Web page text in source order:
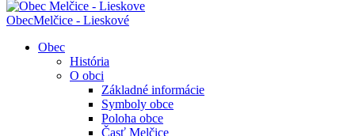
ObecMelčice - Lieskové
Obec
História
O obci
Základné informácie
Symboly obce
Poloha obce
Časť Melčice